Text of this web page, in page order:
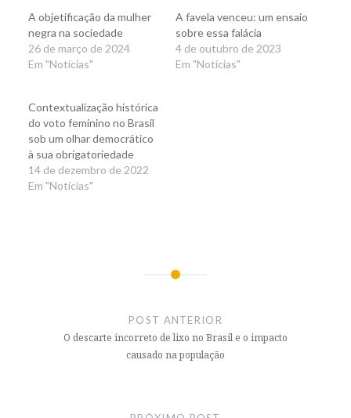
A objetificação da mulher
negra na sociedade
26 de março de 2024
Em "Notícias"
A favela venceu: um ensaio
sobre essa falácia
4 de outubro de 2023
Em "Notícias"
Contextualização histórica
do voto feminino no Brasil
sob um olhar democrático
à sua obrigatoriedade
14 de dezembro de 2022
Em "Notícias"
POST ANTERIOR
O descarte incorreto de lixo no Brasil e o impacto
causado na população